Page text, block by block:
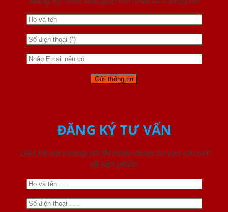
ĐĂNG KÝ TƯ VẤN
Liên hệ với chúng tôi để nhận được tư vấn chi tiết
về sản phẩm